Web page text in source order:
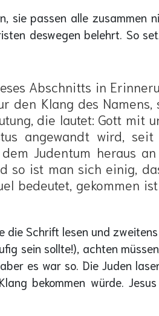
sie passen alle zusammen
deswegen belehrt. So
Abschnitts in
den Klang des Namens,
die lautet: Gott mit
angewandt wird,
Judentum heraus an
so ist man sich einig,
bedeutet, gekommen
die Schrift lesen und
sein sollte!), achten
es war so. Die Juden
bekommen würde.